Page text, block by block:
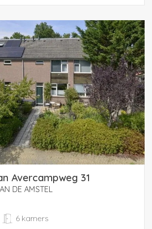
on a footpath of an
completely car-free green park
playground and trees. Public
and childcare are within
house is completely finished and well
not need to be renovated and is
of more than 5.50 m wide has a
2.60 m) and a beautiful solid oak
luxury semi-open kitchen in U-shape
views of, among other things, the
a large high attic room over the entire
Avercampweg 31
DE AMSTEL
6 kamers